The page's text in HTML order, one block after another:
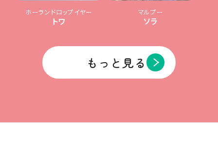
ホーランドロップイヤー
トワ
マルプー
ソラ
もっと見る